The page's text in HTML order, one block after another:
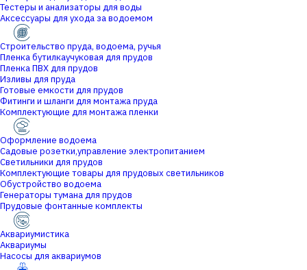
Тестеры и анализаторы для воды
Аксессуары для ухода за водоемом
Строительство пруда, водоема, ручья
Пленка бутилкаучуковая для прудов
Пленка ПВХ для прудов
Изливы для пруда
Готовые емкости для прудов
Фитинги и шланги для монтажа пруда
Комплектующие для монтажа пленки
Оформление водоема
Садовые розетки,управление электропитанием
Светильники для прудов
Комплектующие товары для прудовых светильников
Обустройство водоема
Генераторы тумана для прудов
Прудовые фонтанные комплекты
Аквариумистика
Аквариумы
Насосы для аквариумов